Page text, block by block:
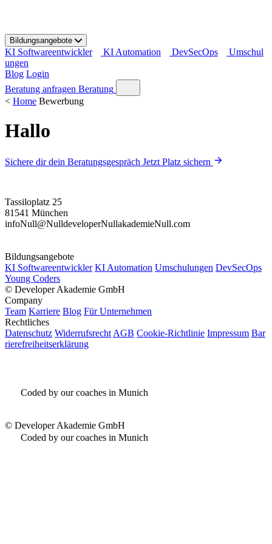
t
o
c
o
n
t
Bildungsangebote
KI Softwareentwickler KI Automation DevSecOps
Umschul
ungen
Blog Login
Beratung anfragen Beratung
< Home Bewerbung
Hallo
Sichere dir dein Beratungsgespräch Jetzt Platz sichern
Tassiloplatz 25
81541 München
infoNull@NulldeveloperNullakademieNull.com
Bildungsangebote
KI Softwareentwickler KI Automation Umschulungen DevSecOps
Young Coders
© Developer Akademie GmbH
Company
Team Karriere Blog Für Unternehmen
Rechtliches
Datenschutz Widerrufsrecht AGB Cookie-Richtlinie Impressum Bar
rierefreiheitserklärung
Coded by our coaches in Munich
© Developer Akademie GmbH
Coded by our coaches in Munich